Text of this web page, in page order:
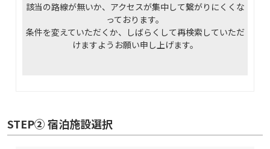
該当の路線が無いか、アクセスが集中して繋がりにくくな
っております。
条件を変えていただくか、しばらくして再検索していただ
けますようお願い申し上げます。
STEP② 宿泊施設選択